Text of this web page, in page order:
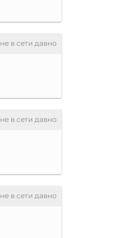
не в сети давно
не в сети давно
не в сети давно